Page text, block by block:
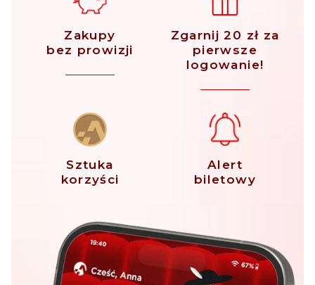
Zakupy
bez prowizji
Zgarnij 20 zł za
pierwsze
logowanie!
Sztuka
korzyści
Alert
biletowy